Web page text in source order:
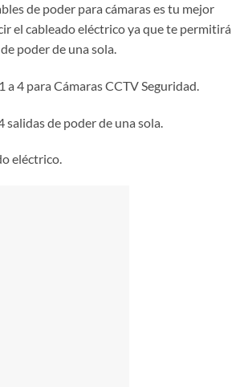
de poder para cámaras es tu mejor
el cableado eléctrico ya que te permitirá
poder de una sola.
a 4 para Cámaras CCTV Seguridad.
de poder de una sola.
eléctrico.